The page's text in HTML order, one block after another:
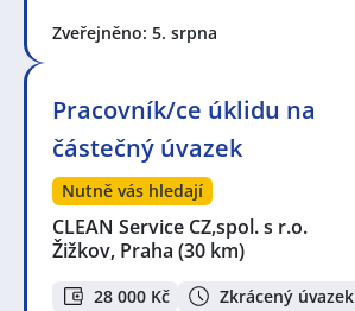
Zveřejněno: 5. srpna
Pracovník/ce úklidu na
částečný úvazek
Nutně vás hledají
CLEAN Service CZ,spol. s r.o.
Žižkov, Praha (30 km)
28 000 Kč Zkrácený úvazek